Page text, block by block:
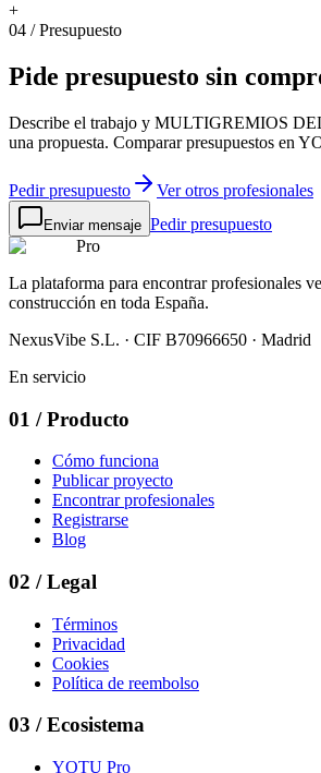
+
04 /Presupuesto
Pide presupuesto sin
Describe el trabajo y MULTIGREMIOS
una propuesta. Comparar presupuestos en
Pedir presupuesto Ver otros profesionales
Enviar mensaje Pedir presupuesto
Pro
La plataforma para encontrar profesionales
construcción en toda España.
NexusVibe S.L. · CIF B70966650 · Madrid
En servicio
01 / Producto
Cómo funciona
Publicar proyecto
Encontrar profesionales
Registrarse
Blog
02 / Legal
Términos
Privacidad
Cookies
Política de reembolso
03 / Ecosistema
YOTU Pro